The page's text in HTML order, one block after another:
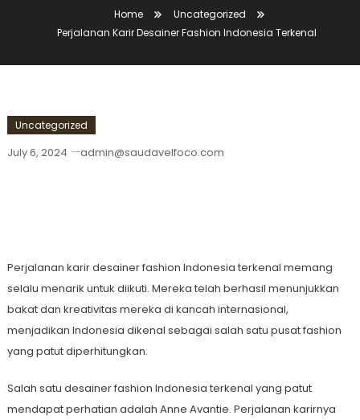
Home
Uncategorized
Perjalanan Karir Desainer Fashion Indonesia Terkenal
Uncategorized
July 6, 2024 admin@saudavelfoco.com
Perjalanan karir desainer fashion Indonesia terkenal memang
selalu menarik untuk diikuti. Mereka telah berhasil menunjukkan
bakat dan kreativitas mereka di kancah internasional,
menjadikan Indonesia dikenal sebagai salah satu pusat fashion
yang patut diperhitungkan.
Salah satu desainer fashion Indonesia terkenal yang patut
mendapat perhatian adalah Anne Avantie. Perjalanan karirnya